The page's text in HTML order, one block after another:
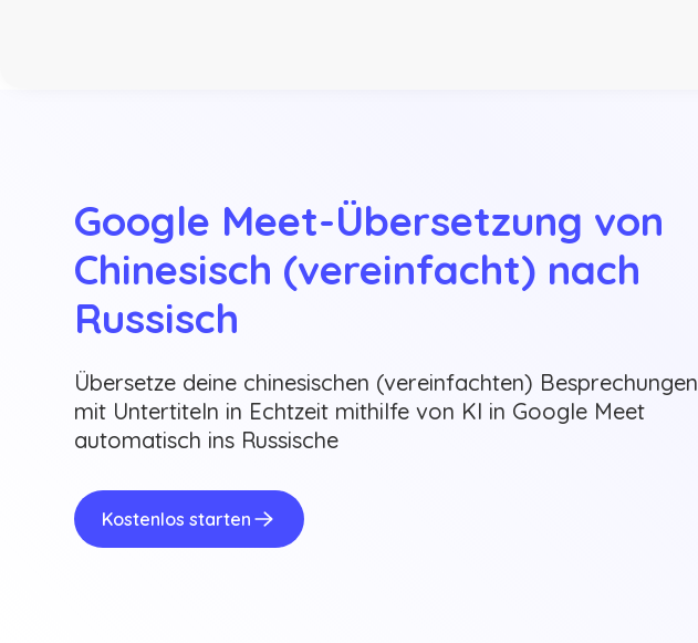
Google Meet-Übersetzung von
Chinesisch (vereinfacht) nach
Russisch
Übersetze deine chinesischen (vereinfachten) Besprechungen
mit Untertiteln in Echtzeit mithilfe von KI in Google Meet
automatisch ins Russische
Kostenlos starten